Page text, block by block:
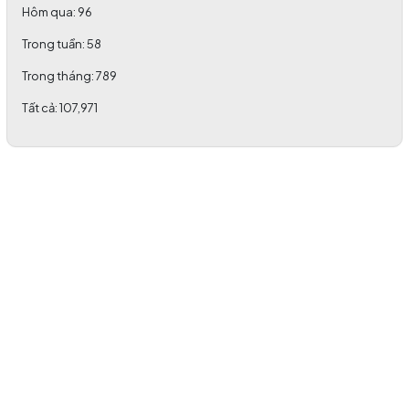
TỔ CHỨC THÀNH CÔNG HỘI NGHỊ KHUYẾN HỌC VÀ TRAO
(06/03/2026)
Hôm qua: 96
Trong tuần:58
Trong tháng:789
Tất cả:107,971